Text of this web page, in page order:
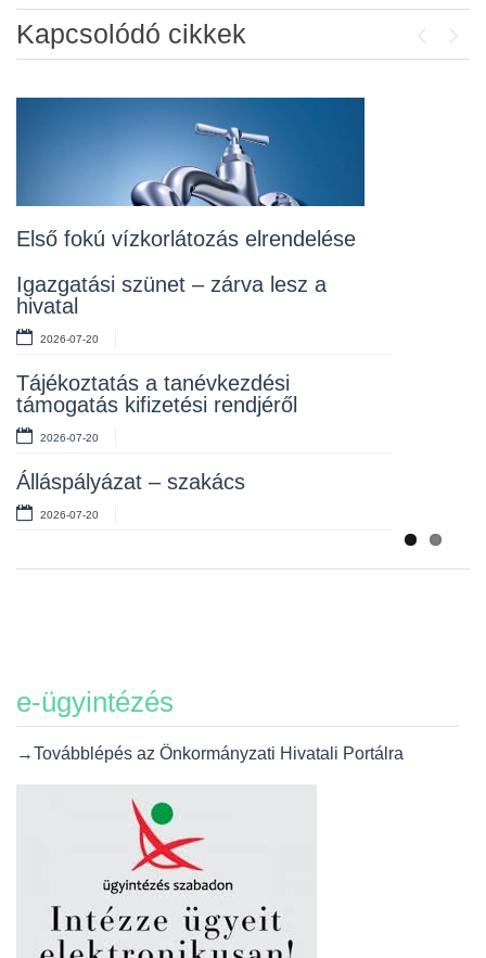
Kapcsolódó cikkek
Első fokú vízkorlátozás elrendelése
Igazgatási szünet – zárva lesz a
hivatal
2026-07-20
Tájékoztatás a tanévkezdési
támogatás kifizetési rendjéről
2026-07-20
Álláspályázat – szakács
2026-07-20
Álláspályázat – konyhai kisegítő
Lakossági fórum az Erzsébet téri
2026-07-10
Rendelet kihirdetése
2026-07-10
Álláspályázat – takarító
2026-07-06
e-ügyintézés
→Továbblépés az Önkormányzati Hivatali Portálra